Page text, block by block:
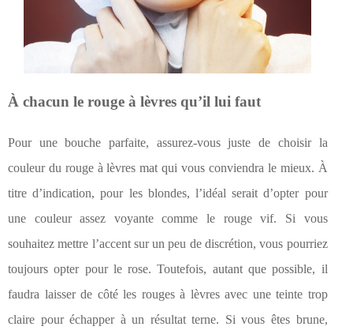
À chacun le rouge à lèvres qu’il lui faut
Pour une bouche parfaite, assurez-vous juste de choisir la
couleur du rouge à lèvres mat qui vous conviendra le mieux. À
titre d’indication, pour les blondes, l’idéal serait d’opter pour
une couleur assez voyante comme le rouge vif. Si vous
souhaitez mettre l’accent sur un peu de discrétion, vous pourriez
toujours opter pour le rose. Toutefois, autant que possible, il
faudra laisser de côté les rouges à lèvres avec une teinte trop
claire pour échapper à un résultat terne. Si vous êtes brune,